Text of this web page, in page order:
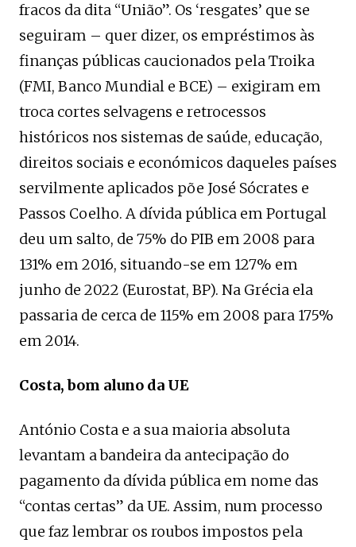
fracos da dita “União”. Os ‘resgates’ que se
seguiram – quer dizer, os empréstimos às
finanças públicas caucionados pela Troika
(FMI, Banco Mundial e BCE) – exigiram em
troca cortes selvagens e retrocessos
históricos nos sistemas de saúde, educação,
direitos sociais e económicos daqueles países
servilmente aplicados põe José Sócrates e
Passos Coelho. A dívida pública em Portugal
deu um salto, de 75% do PIB em 2008 para
131% em 2016, situando-se em 127% em
junho de 2022 (Eurostat, BP). Na Grécia ela
passaria de cerca de 115% em 2008 para 175%
em 2014.
Costa, bom aluno da UE
António Costa e a sua maioria absoluta
levantam a bandeira da antecipação do
pagamento da dívida pública em nome das
“contas certas” da UE. Assim, num processo
que faz lembrar os roubos impostos pela